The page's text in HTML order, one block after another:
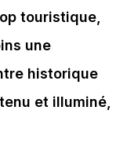
touristique,
une
historique
et illuminé,